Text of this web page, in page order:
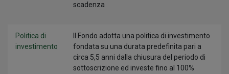
scadenza
Politica di
investimento
Il Fondo adotta una politica di investimento
fondata su una durata predefinita pari a
circa 5,5 anni dalla chiusura del periodo di
sottoscrizione ed investe fino al 100%